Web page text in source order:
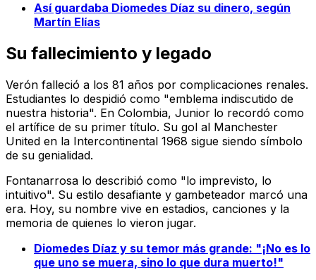
Así guardaba Diomedes Díaz su dinero, según
Martín Elías
Su fallecimiento y legado
Verón falleció a los 81 años por complicaciones renales.
Estudiantes lo despidió como "emblema indiscutido de
nuestra historia". En Colombia, Junior lo recordó como
el artífice de su primer título. Su gol al Manchester
United en la Intercontinental 1968 sigue siendo símbolo
de su genialidad.
Fontanarrosa lo describió como "lo imprevisto, lo
intuitivo". Su estilo desafiante y gambeteador marcó una
era. Hoy, su nombre vive en estadios, canciones y la
memoria de quienes lo vieron jugar.
Diomedes Díaz y su temor más grande: "¡No es lo
que uno se muera, sino lo que dura muerto!"